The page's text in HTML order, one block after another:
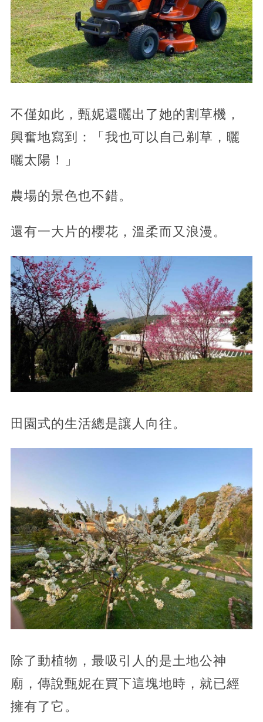
不僅如此，甄妮還曬出了她的割草機，
興奮地寫到：「我也可以自己剃草，曬
曬太陽！」
農場的景色也不錯。
還有一大片的櫻花，溫柔而又浪漫。
田園式的生活總是讓人向往。
除了動植物，最吸引人的是土地公神
廟，傳說甄妮在買下這塊地時，就已經
擁有了它。